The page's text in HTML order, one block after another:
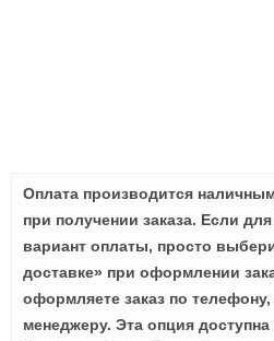
Оплата производится
при получении заказа. Если
вариант оплаты, просто
доставке» при оформлении
оформляете заказ по
менеджеру. Эта опция